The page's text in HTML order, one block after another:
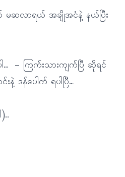
ဆလာရယ် အချိုအငံနဲ့ နယ်ပြီး
– ကြက်းသားကျက်ပြီ ဆိုရင်
ဒန်ပေါက် ရပါပြီ…